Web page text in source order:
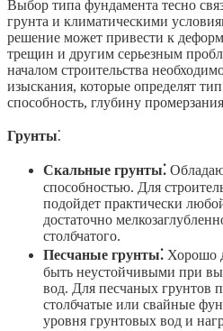
Выбор типа фундамента тесно
грунта и климатическими
решение может привести к
трещин и другим серьезным
началом строительства
изыскания, которые определят
способность, глубину
Грунты⁚
Скальные грунты⁚
способностью. Для
подойдет практически
достаточно
столбчатого.
Песчаные грунты⁚ Хорошо
быть неустойчивыми при
вод. Для песчаных грунтов
столбчатые или свайные
уровня грунтовых вод и